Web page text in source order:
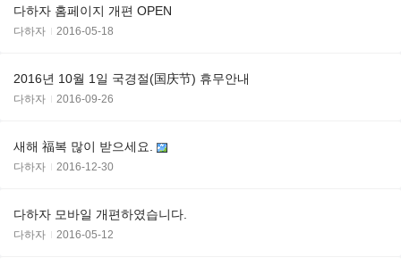
다하자 홈페이지 개편 OPEN
다하자 2016-05-18
2016년 10월 1일 국경절(国庆节) 휴무안내
다하자 2016-09-26
새해 福복 많이 받으세요.
다하자 2016-12-30
다하자 모바일 개편하였습니다.
다하자 2016-05-12